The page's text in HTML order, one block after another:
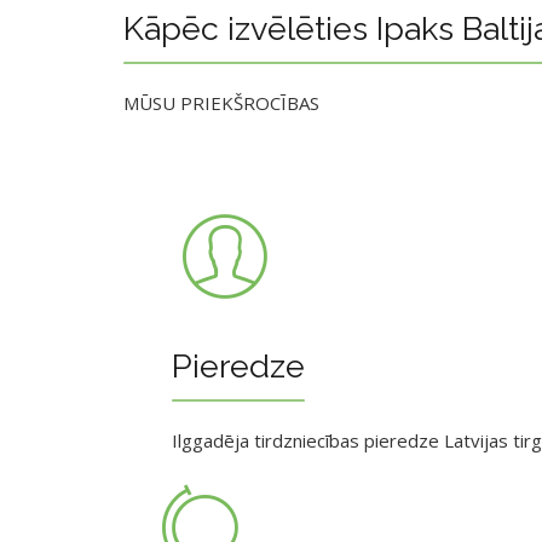
Kāpēc izvēlēties Ipaks
MŪSU PRIEKŠROCĪBAS
Pieredze
Ilggadēja tirdzniecības pieredze Latvijas